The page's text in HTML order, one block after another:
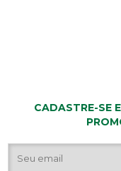
CADASTRE-SE